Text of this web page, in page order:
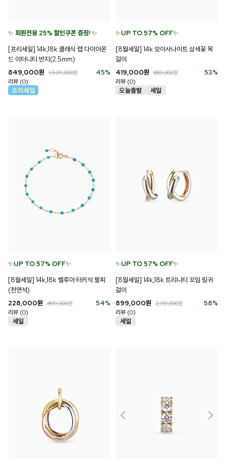
✨ 회원전용 25% 할인쿠폰 증정!✨
[프리세일] 14k,18k 클래식 랩 다이아몬
드 이터니티 반지(2.5mm)
45%
849,000원 1,539,000원
리뷰 (0)
✨UP TO 57% OFF✨
[8월세일] 14k 모이사나이트 삼색꽃 목
걸이
53%
419,000원 889,000원
리뷰 (0)
✨UP TO 57% OFF✨
[8월세일] 14k,18k 벨루아 터키석 팔찌
(천연석)
54%
228,000원 499,000원
리뷰 (0)
✨UP TO 57% OFF✨
[8월세일] 14k,18k 트리니티 꼬임 링귀
걸이
58%
899,000원 2,119,000원
리뷰 (0)